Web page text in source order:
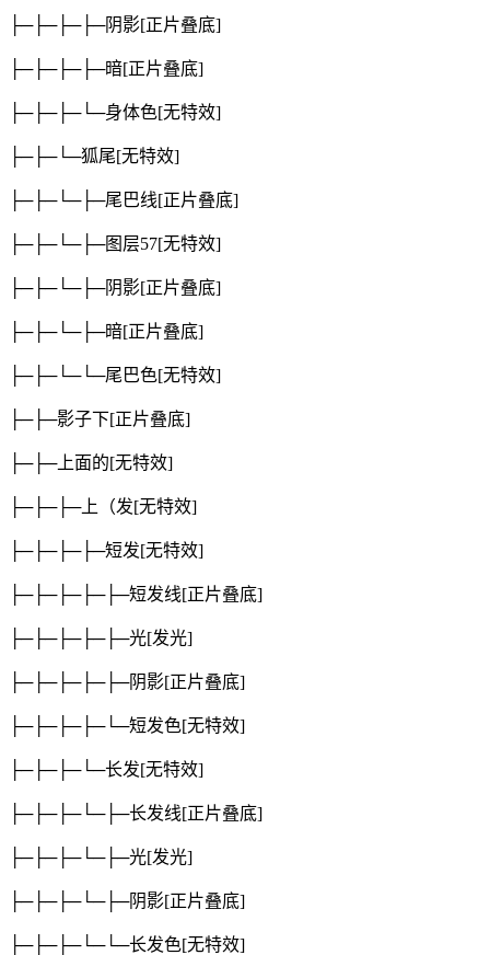
├─├─├─├─阴影[正片叠底]
├─├─├─├─暗[正片叠底]
├─├─├─└─身体色[无特效]
├─├─└─狐尾[无特效]
├─├─└─├─尾巴线[正片叠底]
├─├─└─├─图层57[无特效]
├─├─└─├─阴影[正片叠底]
├─├─└─├─暗[正片叠底]
├─├─└─└─尾巴色[无特效]
├─├─影子下[正片叠底]
├─├─上面的[无特效]
├─├─├─上（发[无特效]
├─├─├─├─短发[无特效]
├─├─├─├─├─短发线[正片叠底]
├─├─├─├─├─光[发光]
├─├─├─├─├─阴影[正片叠底]
├─├─├─├─└─短发色[无特效]
├─├─├─└─长发[无特效]
├─├─├─└─├─长发线[正片叠底]
├─├─├─└─├─光[发光]
├─├─├─└─├─阴影[正片叠底]
├─├─├─└─└─长发色[无特效]